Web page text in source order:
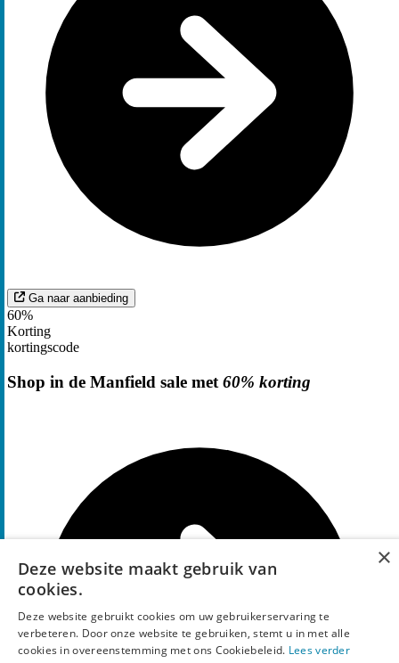
Ga naar aanbieding
60%
Korting
kortingscode
Shop in de Manfield sale met 60% korting
×
Deze website maakt gebruik van
cookies.
Deze website gebruikt cookies om uw gebruikerservaring te
verbeteren. Door onze website te gebruiken, stemt u in met alle
cookies in overeenstemming met ons Cookiebeleid. Lees verder